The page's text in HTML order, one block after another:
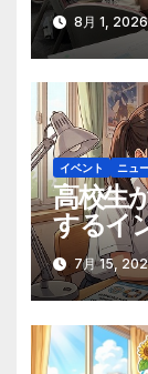
8月 1,
イベント ニュ
高校生
するイ
7月 15,